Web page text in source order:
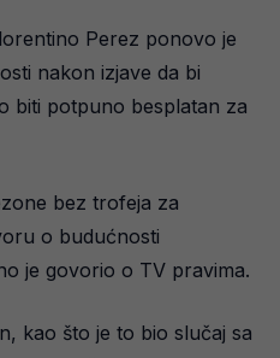
Perez ponovo je
nakon izjave da bi
biti potpuno besplatan za
bez trofeja za
o budućnosti
je govorio o TV pravima.
kao što je to bio slučaj sa